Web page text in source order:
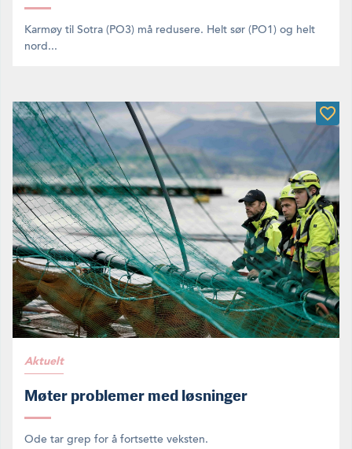
Karmøy til Sotra (PO3) må redusere. Helt sør (PO1) og helt
nord...
Aktuelt
Møter problemer med løsninger
Ode tar grep for å fortsette veksten.